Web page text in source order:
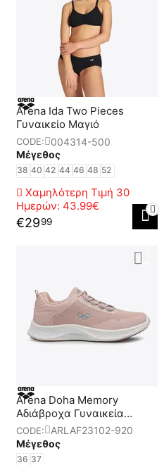
Arena Ida Two Pieces
Γυναικείο Μαγιό
CODE:
004314-500
Μέγεθος
38 40 42 44 46 48 52
Χαμηλότερη Τιμή 30
Ημερών: 43.99€
€2999
Arena Doha Memory
Αδιάβροχα Γυναικεία
Παπούτσια
CODE:
ARLAF23102-920
Μέγεθος
36 37